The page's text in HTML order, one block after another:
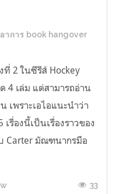
าการ book hangover
ที่ 2 ในซีรีส์ Hockey
4 เล่ม แต่สามารถอ่าน
เพราะเอไอแนะนำว่า
เรื่องนี้เป็นเรื่องราวของ
Carter มัณฑนากรมือ
33